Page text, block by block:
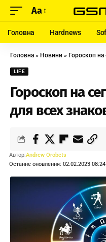
Aa
Головна Hardnews
Головна » Новини » Гороскоп на
LIFE
Гороскоп на
для всех
Останнє оновлення: 02.02.2023 08:24
Автор:Andrew Orobets